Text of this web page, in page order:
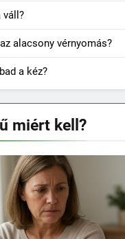
váll?
alacsony vérnyomás?
a kéz?
miért kell?